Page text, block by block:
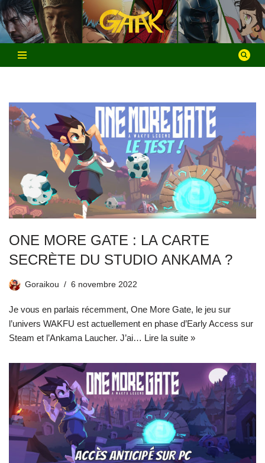
Aller
au
contenu
ONE MORE GATE : LA CARTE
SECRÈTE DU STUDIO ANKAMA ?
Goraikou 6 novembre 2022
Je vous en parlais récemment, One More Gate, le jeu sur
l’univers WAKFU est actuellement en phase d’Early Access sur
Steam et l’Ankama Laucher. J’ai… Lire la suite »